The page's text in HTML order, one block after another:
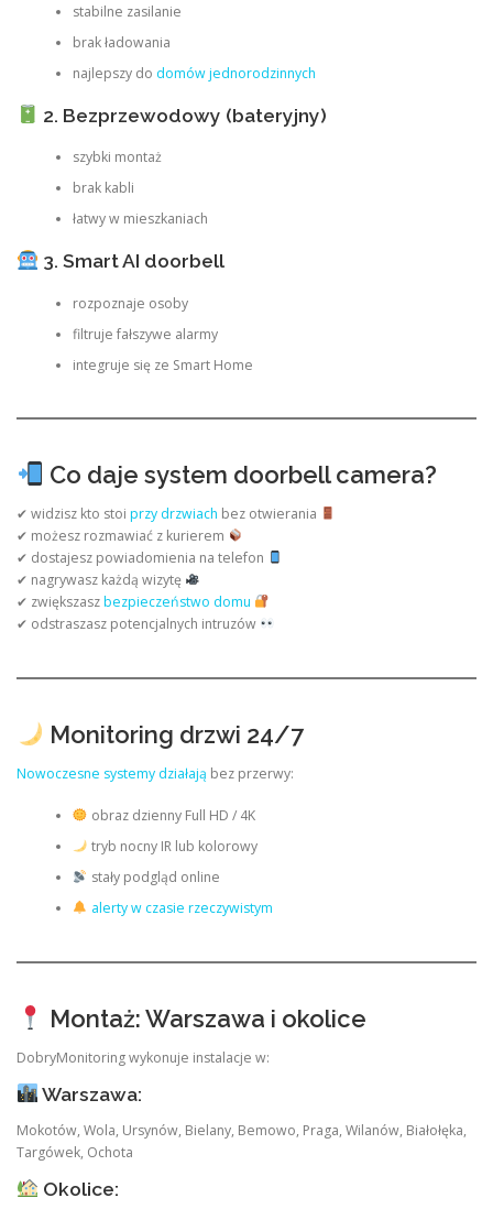
stabilne zasilanie
brak ładowania
najlepszy do domów jednorodzinnych
2. Bezprzewodowy (bateryjny)
szybki montaż
brak kabli
łatwy w mieszkaniach
3. Smart AI doorbell
rozpoznaje osoby
filtruje fałszywe alarmy
integruje się ze Smart Home
Co daje system doorbell camera?
✔ widzisz kto stoi przy drzwiach bez otwierania
✔ możesz rozmawiać z kurierem
✔ dostajesz powiadomienia na telefon
✔ nagrywasz każdą wizytę
✔ zwiększaszbezpieczeństwo domu
✔ odstraszasz potencjalnych intruzów
Monitoring drzwi 24/7
Nowoczesne systemy działają bez przerwy:
obraz dzienny Full HD / 4K
tryb nocny IR lub kolorowy
stały podgląd online
alerty w czasie rzeczywistym
Montaż: Warszawa i okolice
DobryMonitoring wykonuje instalacje w:
Warszawa:
Mokotów, Wola, Ursynów, Bielany, Bemowo, Praga, Wilanów, Białołęka,
Targówek, Ochota
Okolice: